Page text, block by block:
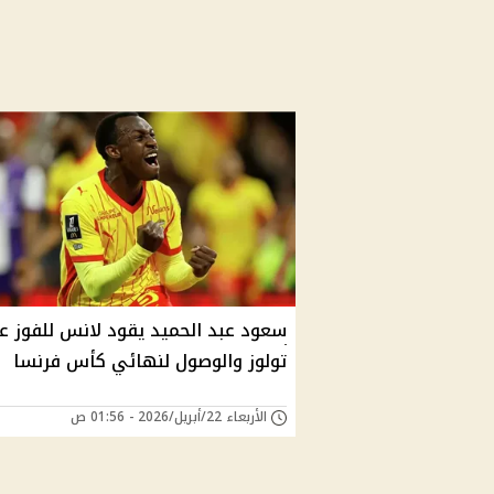
سعود عبد الحميد يقود لانس للفوز
تولوز والوصول لنهائي كأس فرنسا
الأربعاء 22/أبريل/2026 - 01:56 ص